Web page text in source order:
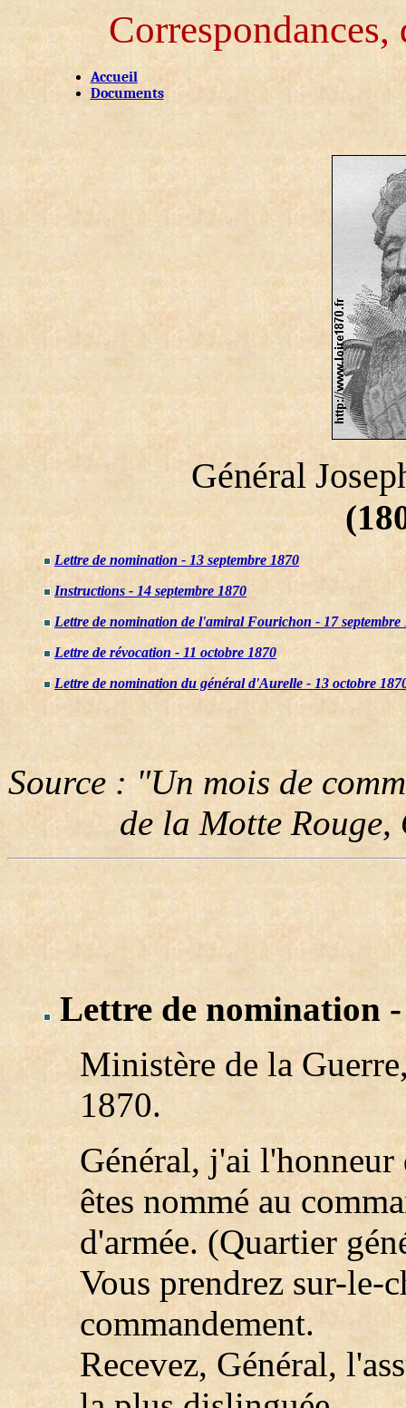
Accueil
Documents
Général
Lettre de nomination - 13 septembre 1870
Instructions - 14 septembre 1870
Lettre de nomination de l'amiral Fourichon - 17 septembre
Lettre de révocation - 11 octobre 1870
Lettre de nomination du général d'Aurelle - 13 octobre
Source : "Un mois de
de la Motte
Lettre de nomination -
Ministère de la
1870.
Général, j'ai
êtes nommé au
d'armée. (Quartier
Vous prendrez sur-le-
commandement.
Recevez, Général,